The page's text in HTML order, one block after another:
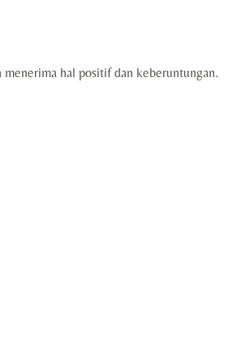
hal positif dan keberuntungan.